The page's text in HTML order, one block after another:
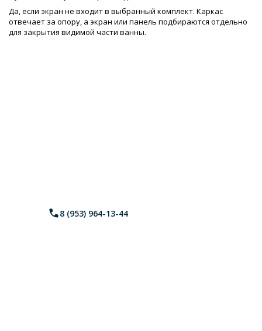
Да, если экран не входит в выбранный комплект. Каркас
отвечает за опору, а экран или панель подбираются отдельно
для закрытия видимой части ванны.
8 (953) 964-13-44